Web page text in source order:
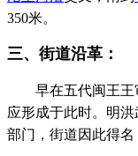
350米。
三、街道沿革：
早在五代闽王王
应形成于此时。明
部门，街道因此得名